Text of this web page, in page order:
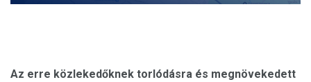
Az erre közlekedőknek torlódásra és megnövekedett